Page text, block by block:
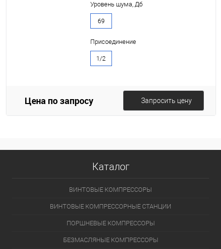
Уровень шума, Дб
69
Присоединение
1/2
Цена по запросу Запросить цену
Каталог
ВИНТОВЫЕ КОМПРЕССОРЫ
ВИНТОВЫЕ КОМПРЕССОРНЫЕ СТАНЦИИ
ПОРШНЕВЫЕ КОМПРЕССОРЫ
БЕЗМАСЛЯНЫЕ КОМПРЕССОРЫ